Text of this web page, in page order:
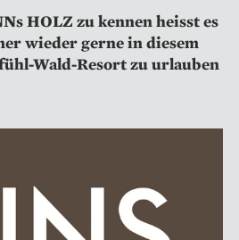
HOLZ zu kennen heisst es
wieder gerne in diesem
Wald-Resort zu urlauben